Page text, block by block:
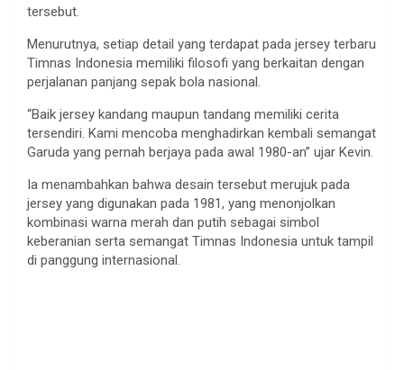
tersebut.
Menurutnya, setiap detail yang terdapat pada jersey terbaru
Timnas Indonesia memiliki filosofi yang berkaitan dengan
perjalanan panjang sepak bola nasional.
“Baik jersey kandang maupun tandang memiliki cerita
tersendiri. Kami mencoba menghadirkan kembali semangat
Garuda yang pernah berjaya pada awal 1980-an” ujar Kevin.
Ia menambahkan bahwa desain tersebut merujuk pada
jersey yang digunakan pada 1981, yang menonjolkan
kombinasi warna merah dan putih sebagai simbol
keberanian serta semangat Timnas Indonesia untuk tampil
di panggung internasional.